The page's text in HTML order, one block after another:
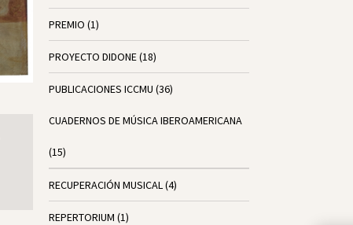
PREMIO (1)
PROYECTO DIDONE(18)
PUBLICACIONES ICCMU (36)
CUADERNOS DE MÚSICA IBEROAMERICANA
(15)
RECUPERACIÓN MUSICAL(4)
REPERTORIUM (1)